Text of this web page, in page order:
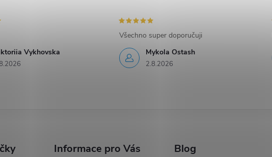
Vykhovska
Mykola Ostash
2.8.2026
Všechno super doporučuji
Informace pro Vás Blog